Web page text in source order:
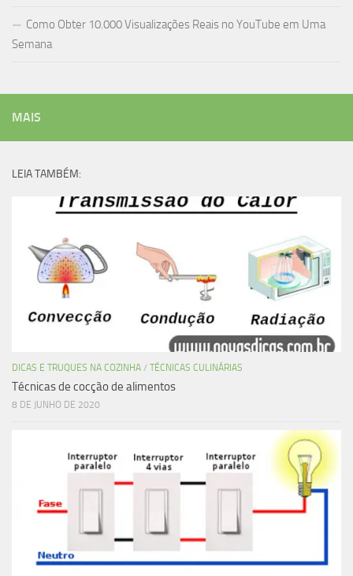
Como Obter 10.000 Visualizações Reais no YouTube em Uma
Semana
MAIS
LEIA TAMBÉM:
DICAS E TRUQUES NA COZINHA / TÉCNICAS CULINÁRIAS
Técnicas de cocção de alimentos
8 DE JUNHO DE 2020